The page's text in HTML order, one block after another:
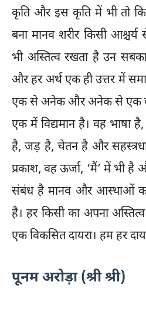
कृति और इस कृति में भी तो
बना मानव शरीर किसी
भी अस्तित्व रखता है उन
और हर अर्थ एक ही उत्तर में
एक से अनेक और अनेक से एक
एक में विद्यमान है। वह भाषा है,
है, जड़ है, चेतन है और
प्रकाश, वह ऊर्जा, ‘मैं’ में भी है
संबंध है मानव और आस्थाओं का
है। हर किसी का अपना
एक विकसित दायरा। हम हर
पूनम अरोड़ा (श्री श्री)